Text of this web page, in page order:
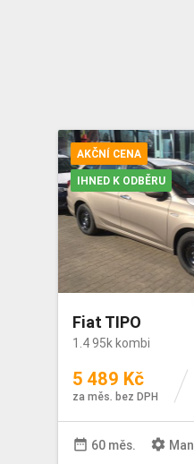
Fiat TIPO
1.4 95k kombi
5 489 Kč
za měs. bez DPH
date_range 60 měs. settings Man
AKČNÍ CENA
IHNED K ODBĚRU